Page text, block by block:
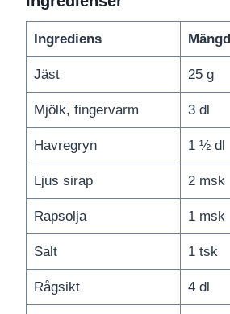
Ingrediens Mängd
Jäst 25 g
Mjölk, fingervarm 3 dl
Havregryn 1 ½ dl
Ljus sirap 2 msk
Rapsolja 1 msk
Salt 1 tsk
Rågsikt 4 dl